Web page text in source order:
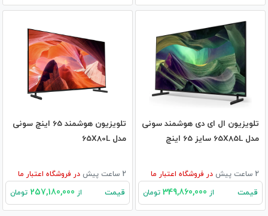
تلویزیون ال ای دی هوشمند سونی
مدل 65X85L سایز 65 اینچ
2 ساعت پیش در فروشگاه اعتبار ما
قیمت از تومان
تلویزیون هوشمند 65 اینچ سونی
مدل 65X80L
2 ساعت پیش در فروشگاه اعتبار ما
قیمت از تومان